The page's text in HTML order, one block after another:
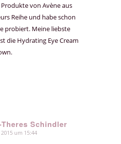
von Avène aus
Reihe und habe schon
probiert. Meine liebste
die Hydrating Eye Cream
Schindler
um 15:44